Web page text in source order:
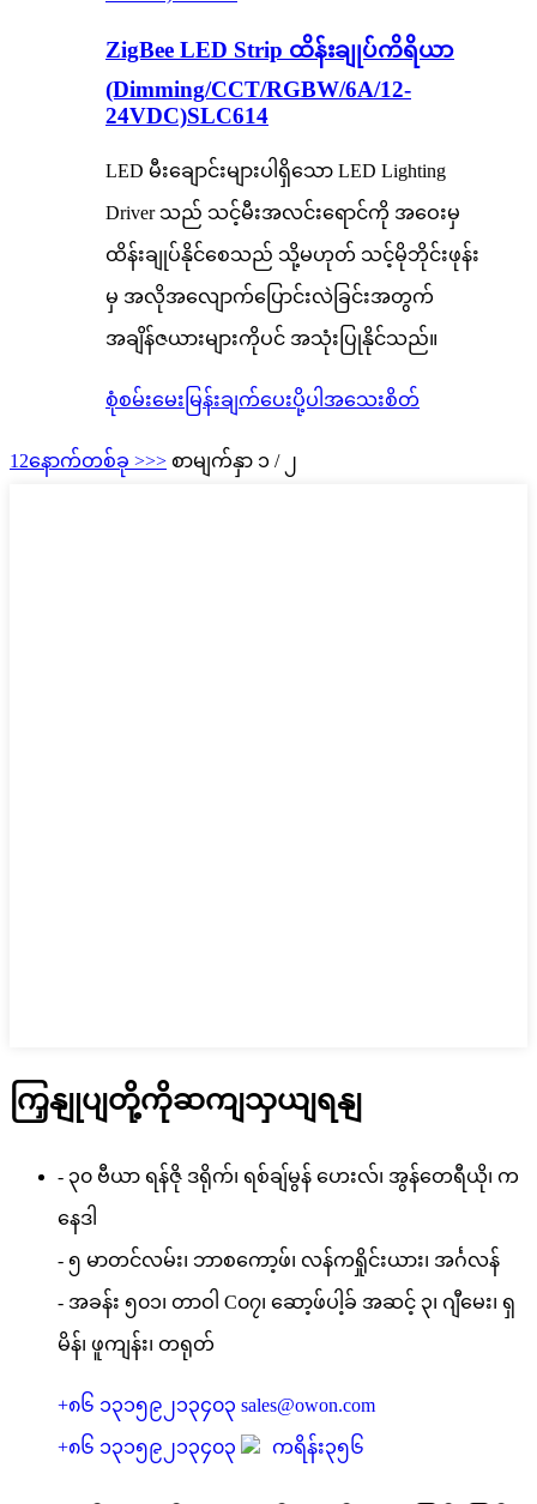
ZigBee LED Strip ထိန်းချုပ်ကိရိယာ
(Dimming/CCT/RGBW/6A/12-
24VDC)SLC614
LED မီးချောင်းများပါရှိသော LED Lighting
Driver သည် သင့်မီးအလင်းရောင်ကို အဝေးမှ
ထိန်းချုပ်နိုင်စေသည် သို့မဟုတ် သင့်မိုဘိုင်းဖုန်း
မှ အလိုအလျောက်ပြောင်းလဲခြင်းအတွက်
အချိန်ဇယားများကိုပင် အသုံးပြုနိုင်သည်။
စုံစမ်းမေးမြန်းချက်ပေးပို့ပါ အသေးစိတ်
1 2နောက်တစ်ခု >>> စာမျက်နှာ ၁ / ၂
ကြှနျုပျတို့ကိုဆကျသှယျရနျ
- ၃၀ ဗီယာ ရန်ဇို ဒရိုက်၊ ရစ်ချ်မွန် ဟေးလ်၊ အွန်တေရီယို၊ က
နေဒါ
- ၅ မာတင်လမ်း၊ ဘာစကော့ဖ်၊ လန်ကရှိုင်းယား၊ အင်္ဂလန်
- အခန်း ၅၀၁၊ တာဝါ C၀၇၊ ဆော့ဖ်ပါ့ခ် အဆင့် ၃၊ ဂျီမေး၊ ရှ
မိန်၊ ဖူကျန်း၊ တရုတ်
+၈၆ ၁၃၁၅၉၂၁၃၄၀၃ sales@owon.com
+၈၆ ၁၃၁၅၉၂၁၃၄၀၃ ကရိန်း၃၅၆